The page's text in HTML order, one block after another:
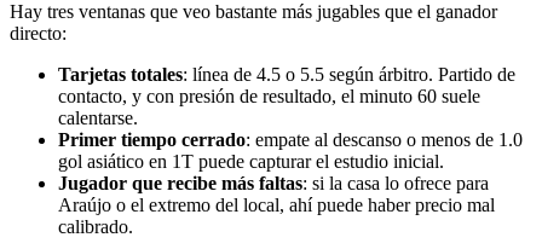
Hay tres ventanas que veo bastante más jugables que el ganador
directo:
Tarjetas totales: línea de 4.5 o 5.5 según árbitro. Partido de
contacto, y con presión de resultado, el minuto 60 suele
calentarse.
Primer tiempo cerrado: empate al descanso o menos de 1.0
gol asiático en 1T puede capturar el estudio inicial.
Jugador que recibe más faltas: si la casa lo ofrece para
Araújo o el extremo del local, ahí puede haber precio mal
calibrado.